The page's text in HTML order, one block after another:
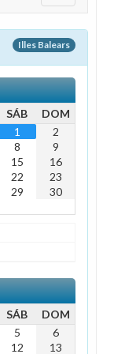
Illes Balears
SÁB
DOM
1
2
8
9
15
16
22
23
29
30
SÁB
DOM
5
6
12 13